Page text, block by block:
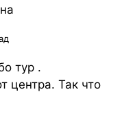
тур .
центра. Так что